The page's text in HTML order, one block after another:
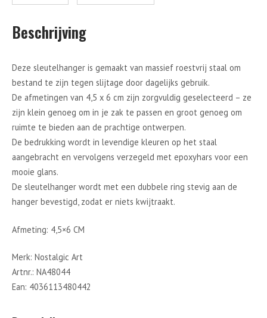
Beschrijving
Deze sleutelhanger is gemaakt van massief roestvrij staal om
bestand te zijn tegen slijtage door dagelijks gebruik.
De afmetingen van 4,5 x 6 cm zijn zorgvuldig geselecteerd – ze
zijn klein genoeg om in je zak te passen en groot genoeg om
ruimte te bieden aan de prachtige ontwerpen.
De bedrukking wordt in levendige kleuren op het staal
aangebracht en vervolgens verzegeld met epoxyhars voor een
mooie glans.
De sleutelhanger wordt met een dubbele ring stevig aan de
hanger bevestigd, zodat er niets kwijtraakt.
Afmeting: 4,5×6 CM
Merk: Nostalgic Art
Artnr.: NA48044
Ean: 4036113480442